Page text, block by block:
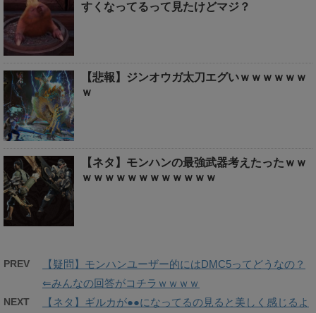
すくなってるって見たけどマジ？
【悲報】ジンオウガ太刀エグいｗｗｗｗｗｗ
ｗ
【ネタ】モンハンの最強武器考えたったｗｗ
ｗｗｗｗｗｗｗｗｗｗｗｗ
PREV
【疑問】モンハンユーザー的にはDMC5ってどうなの？
⇐みんなの回答がコチラｗｗｗｗ
NEXT
【ネタ】ギルカが●●になってるの見ると美しく感じるよ